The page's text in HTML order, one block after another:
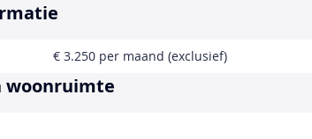
€ 3.250 per maand (exclusief)
woonruimte